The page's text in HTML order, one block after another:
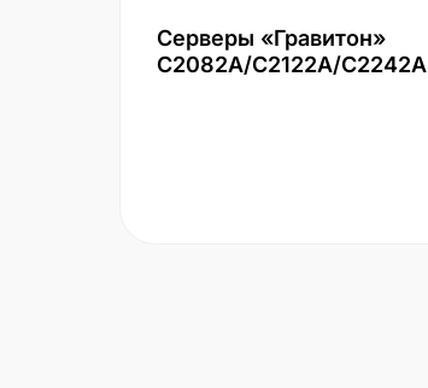
Серверы «Гравитон»
С2082А/С2122А/С2242А